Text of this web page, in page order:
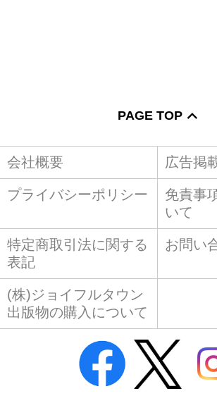
PAGE TOP
会社概要 広告掲
プライバシーポリシー
免責事
いて
特定商取引法に関する
表記
お問い
(株)ジョイフルタウン
出版物の購入について